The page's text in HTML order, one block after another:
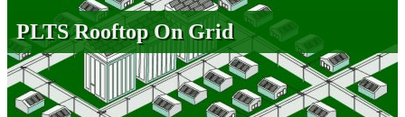
PLTS Rooftop On Grid